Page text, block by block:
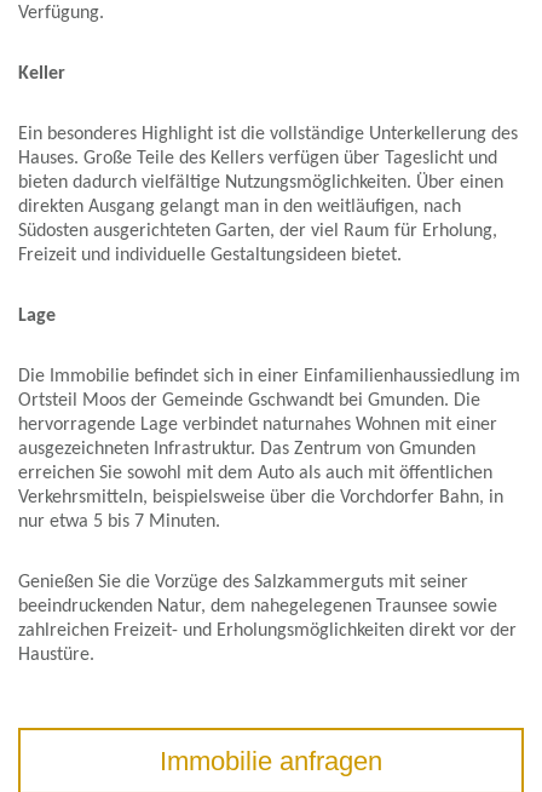
Verfügung.
Keller
Ein besonderes Highlight ist die vollständige Unterkellerung des
Hauses. Große Teile des Kellers verfügen über Tageslicht und
bieten dadurch vielfältige Nutzungsmöglichkeiten. Über einen
direkten Ausgang gelangt man in den weitläufigen, nach
Südosten ausgerichteten Garten, der viel Raum für Erholung,
Freizeit und individuelle Gestaltungsideen bietet.
Lage
Die Immobilie befindet sich in einer Einfamilienhaussiedlung im
Ortsteil Moos der Gemeinde Gschwandt bei Gmunden. Die
hervorragende Lage verbindet naturnahes Wohnen mit einer
ausgezeichneten Infrastruktur. Das Zentrum von Gmunden
erreichen Sie sowohl mit dem Auto als auch mit öffentlichen
Verkehrsmitteln, beispielsweise über die Vorchdorfer Bahn, in
nur etwa 5 bis 7 Minuten.
Genießen Sie die Vorzüge des Salzkammerguts mit seiner
beeindruckenden Natur, dem nahegelegenen Traunsee sowie
zahlreichen Freizeit- und Erholungsmöglichkeiten direkt vor der
Haustüre.
Immobilie anfragen